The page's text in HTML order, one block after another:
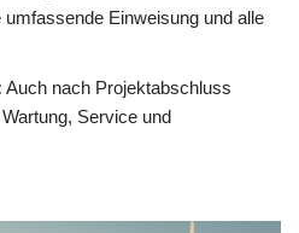
Einweisung und alle
Auch nach Projektabschluss
Service und